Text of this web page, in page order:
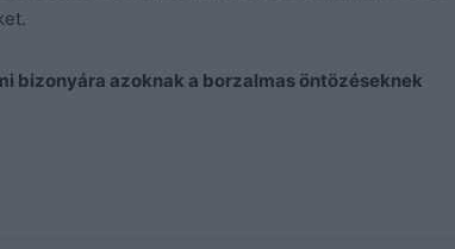
bizonyára azoknak a borzalmas öntözéseknek